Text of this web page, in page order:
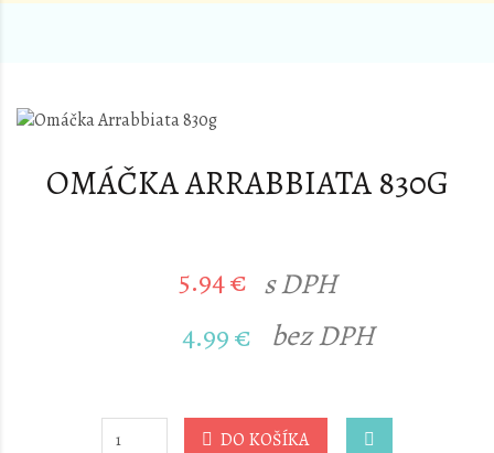
OMÁČKA ARRABBIATA 830G
5.94 € s DPH
4.99 € bez DPH
DO KOŠÍKA